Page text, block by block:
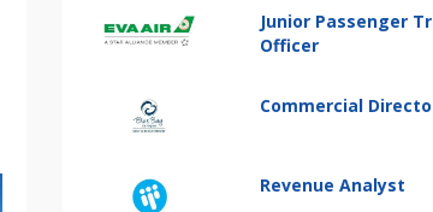
Junior Passenger
Officer
Commercial
Revenue Analyst